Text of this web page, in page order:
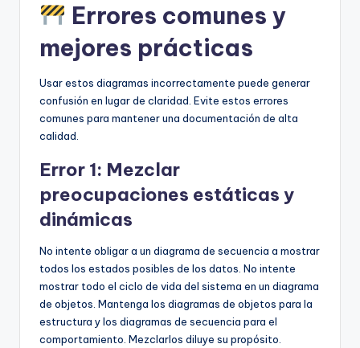
Errores comunes y
mejores prácticas
Usar estos diagramas incorrectamente puede generar
confusión en lugar de claridad. Evite estos errores
comunes para mantener una documentación de alta
calidad.
Error 1: Mezclar
preocupaciones estáticas y
dinámicas
No intente obligar a un diagrama de secuencia a mostrar
todos los estados posibles de los datos. No intente
mostrar todo el ciclo de vida del sistema en un diagrama
de objetos. Mantenga los diagramas de objetos para la
estructura y los diagramas de secuencia para el
comportamiento. Mezclarlos diluye su propósito.